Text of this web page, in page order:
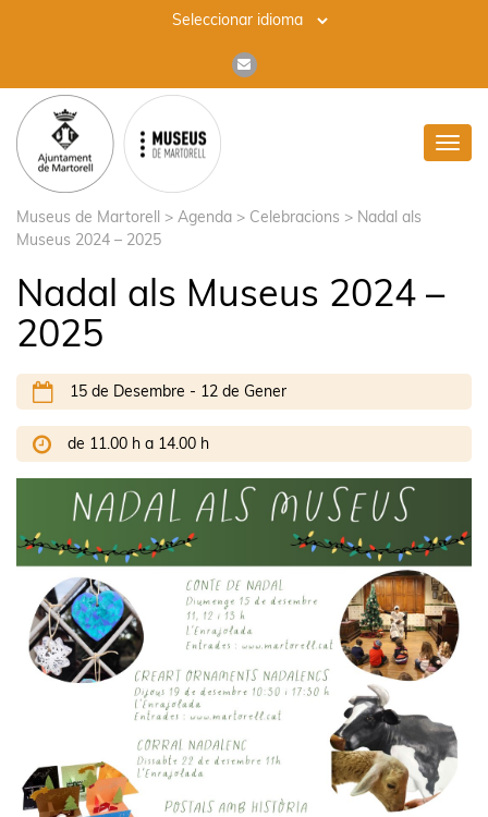
Museus de Martorell > Agenda > Celebracions > Nadal als
Museus 2024 – 2025
Nadal als Museus 2024 –
2025
15 de Desembre - 12 de Gener
de 11.00 h a 14.00 h